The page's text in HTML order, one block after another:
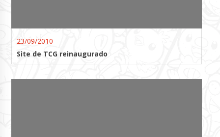
23/09/2010
Site de TCG reinaugurado